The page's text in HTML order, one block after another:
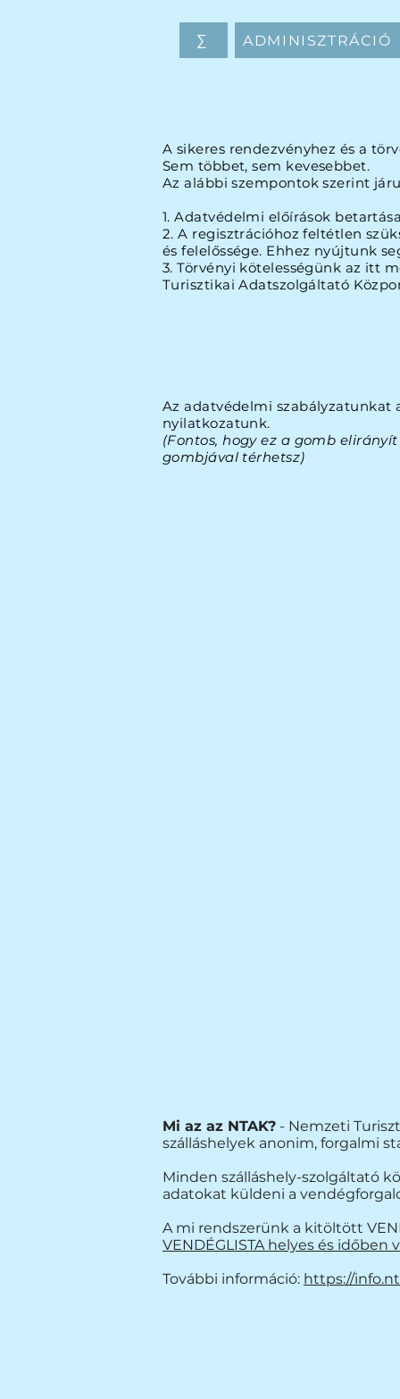
∑ ADMINISZTRÁCIÓ
A sikeres rendezvényhez és a
Sem többet, sem kevesebbet.
Az alábbi szempontok szerint
1. Adatvédelmi előírások
2. A regisztrációhoz feltétlen
és felelőssége. Ehhez nyújtunk
3. Törvényi kötelességünk az itt
Turisztikai Adatszolgáltató
Az adatvédelmi szabályzatunkat
nyilatkozatunk.
(Fontos, hogy ez a gomb
gombjával térhetsz)
Mi az az NTAK? - Nemzeti
szálláshelyek anonim, forgalmi
Minden szálláshely-szolgáltató
adatokat küldeni a
A mi rendszerünk a kitöltött
VENDÉGLISTA helyes és időben
További információ: https://